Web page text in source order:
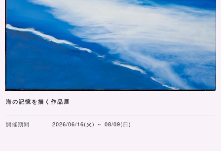
海の記憶を描く作品展
開催期間 2026/06/16(火) ～ 08/09(日)